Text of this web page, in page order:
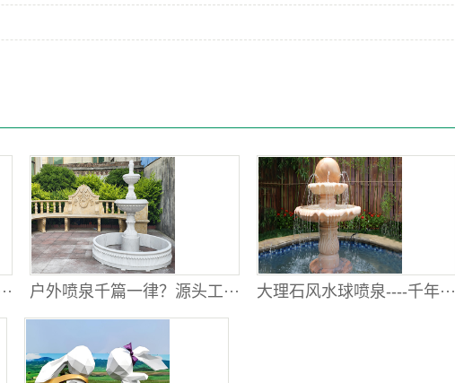
户外喷泉千篇一律？源头工··· 大理石风水球喷泉----千年···